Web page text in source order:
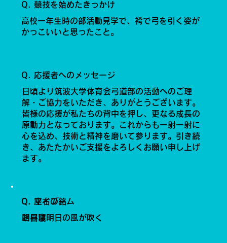
Q. 競技を始めたきっかけ
高校一年生時の部活動見学で、袴で弓を引く姿が
かっこいいと思ったこと。
明日は明日の風が吹く
Q. 座右の銘
お昼寝
Q. マイブーム
Q. 応援者へのメッセージ
日頃より筑波大学体育会弓道部の活動へのご理
解・ご協力をいただき、ありがとうございます。
皆様の応援が私たちの背中を押し、更なる成長の
原動力となっております。これからも一射一射に
心を込め、技術と精神を磨いて参ります。引き続
き、あたたかいご支援をよろしくお願い申し上げ
ます。